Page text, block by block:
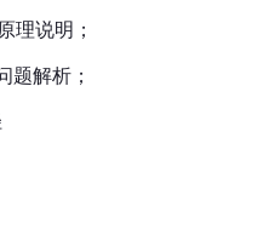
理说明；
题解析；